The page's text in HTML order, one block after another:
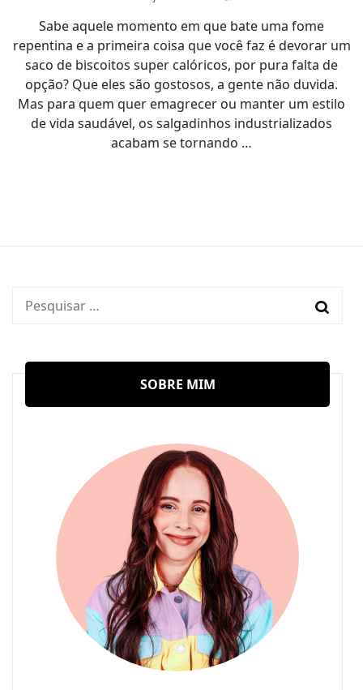
saudáveis
para
comer
sem
culpa
Sabe aquele momento em que bate uma fome
repentina e a primeira coisa que você faz é devorar um
saco de biscoitos super calóricos, por pura falta de
opção? Que eles são gostosos, a gente não duvida.
Mas para quem quer emagrecer ou manter um estilo
de vida saudável, os salgadinhos industrializados
acabam se tornando …
Pesquisar
SOBRE MIM